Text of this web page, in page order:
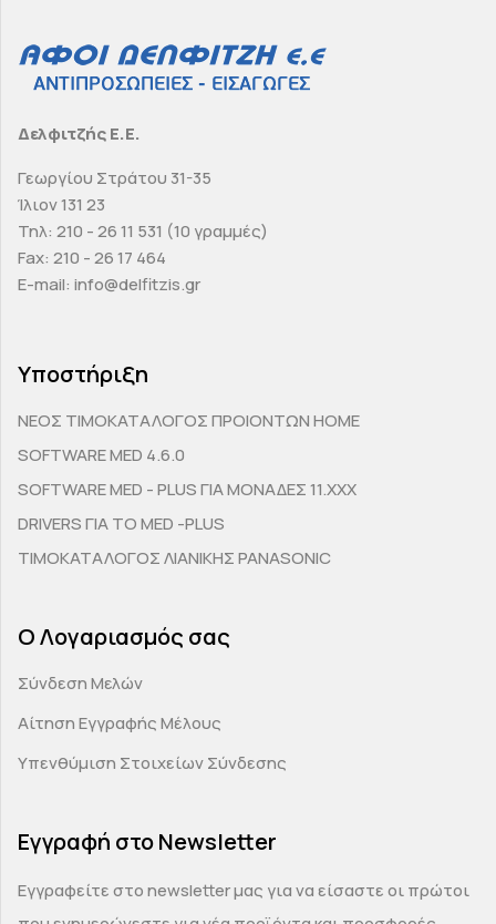
Δελφιτζής Ε.Ε.
Γεωργίου Στράτου 31-35
Ίλιον 131 23
Τηλ: 210 - 26 11 531 (10 γραμμές)
Fax: 210 - 26 17 464
E-mail: info@delfitzis.gr
Υποστήριξη
ΝΕΟΣ ΤΙΜΟΚΑΤΑΛΟΓΟΣ ΠΡΟΙΟΝΤΩΝ HOME
SOFTWARE MED 4.6.0
SOFTWARE MED - PLUS ΓΙΑ ΜΟΝΑΔΕΣ 11.ΧΧΧ
DRIVERS ΓΙΑ ΤΟ MED -PLUS
ΤΙΜΟΚΑΤΑΛΟΓΟΣ ΛΙΑΝΙΚΗΣ PANASONIC
Ο Λογαριασμός σας
Σύνδεση Μελών
Αίτηση Εγγραφής Μέλους
Υπενθύμιση Στοιχείων Σύνδεσης
Εγγραφή στο Newsletter
Εγγραφείτε στο newsletter μας για να είσαστε οι πρώτοι